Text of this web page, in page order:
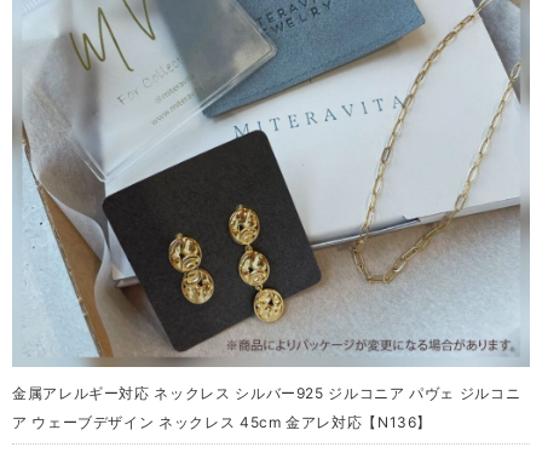
金属アレルギー対応 ネックレス シルバー925 ジルコニア パヴェ ジルコニ
ア ウェーブデザイン ネックレス 45cm 金アレ対応【N136】